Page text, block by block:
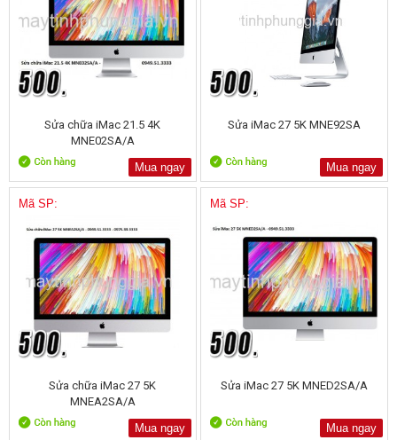
Sửa chữa iMac 21.5 4K
MNE02SA/A
Mua ngay
Sửa iMac 27 5K MNE92SA
Mua ngay
Mã SP:
Sửa chữa iMac 27 5K
MNEA2SA/A
Mua ngay
Mã SP:
Sửa iMac 27 5K MNED2SA/A
Mua ngay